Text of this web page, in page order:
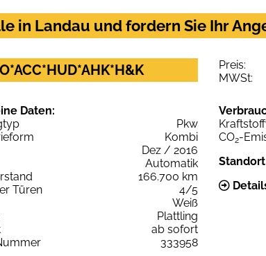
in Landau und fordern Sie Ihr
Preis:
MWSt:
Daten:
Pkw
Kombi
Dez / 2016
Automatik
166.700 km
Türen
4/5
Weiß
Plattling
ab sofort
333958
CO2-
Standort